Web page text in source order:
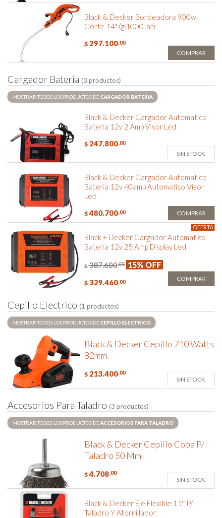
Black & Decker Bordeadora 900w
Corte 14" (gl1000-ar)
$ 297.100,00
COMPRAR
Cargador Bateria (3 productos)
MOSTRAR TODOS LOS PRODUCTOS DE CARGADOR BATERIA
Black & Decker Cargador Automatico
Bateria 12v 2 Amp Visor Led
$ 247.800,00
SIN STOCK
Black & Decker Cargador Automatico
Bateria 12v 40amp Automatico Visor
Led
$ 480.700,00 COMPRAR
OFERTA
Black + Decker Cargador Automatico
Bateria 12v 25 Amp Display Led
$ 387.600,00 15% OFF
$ 329.460,00 COMPRAR
Cepillo Electrico (1 productos)
MOSTRAR TODOS LOS PRODUCTOS DE CEPILLO ELECTRICO
Black & Decker Cepillo 710 Watts
82mm
$ 213.400,00
SIN STOCK
Accesorios Para Taladro (3 productos)
MOSTRAR TODOS LOS PRODUCTOS DEACCESORIOS PARA TALADRO
Black & Decker Cepillo Copa P/
Taladro 50 Mm
$ 4.708,00
SIN STOCK
Black & Decker Eje Flexible 11'' P/
Taladro Y Atornillador